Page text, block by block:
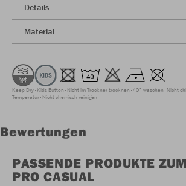
Details
Material
Keep Dry Kids Button Nicht im Trockner trocknen 40° waschen Nicht
Temperatur Nicht chemisch reinigen
Bewertungen
PASSENDE PRODUKTE
PRO CASUAL